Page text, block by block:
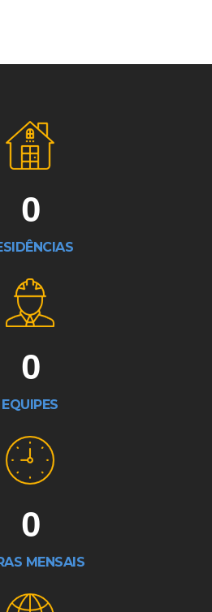
0
0
EQUIPES
0
MENSAIS